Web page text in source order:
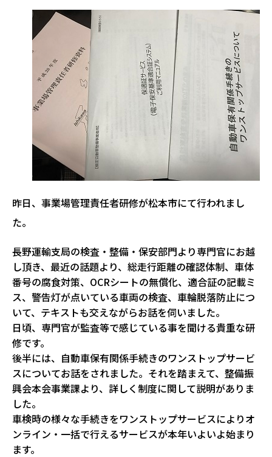
昨日、事業場管理責任者研修が松本市にて行われまし
た。
長野運輸支局の検査・整備・保安部門より専門官にお越
し頂き、最近の話題より、総走行距離の確認体制、車体
番号の腐食対策、OCRシートの無償化、適合証の記載ミ
ス、警告灯が点いている車両の検査、車輪脱落防止につ
いて、テキストも交えながらお話を伺いました。
日頃、専門官が監査等で感じている事を聞ける貴重な研
修です。
後半には、自動車保有関係手続きのワンストップサービ
スについてお話をされました。それを踏まえて、整備振
興会本会事業課より、詳しく制度に関して説明がありま
した。
車検時の様々な手続きをワンストップサービスによりオ
ンライン・一括で行えるサービスが本年いよいよ始まり
ます。